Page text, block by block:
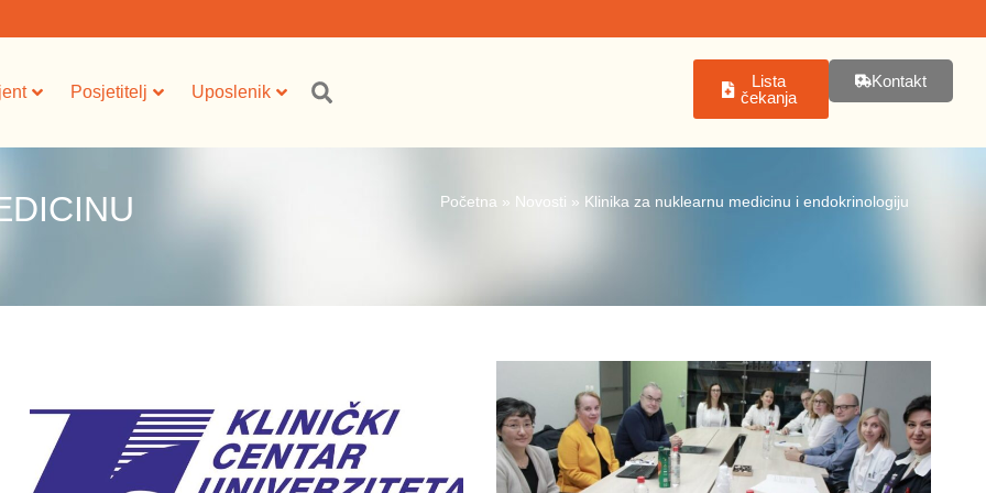
Posjetitelj Uposlenik
Lista
čekanja
Kontakt
Početna » Novosti » Klinika za nuklearnu medicinu i endokrinologiju